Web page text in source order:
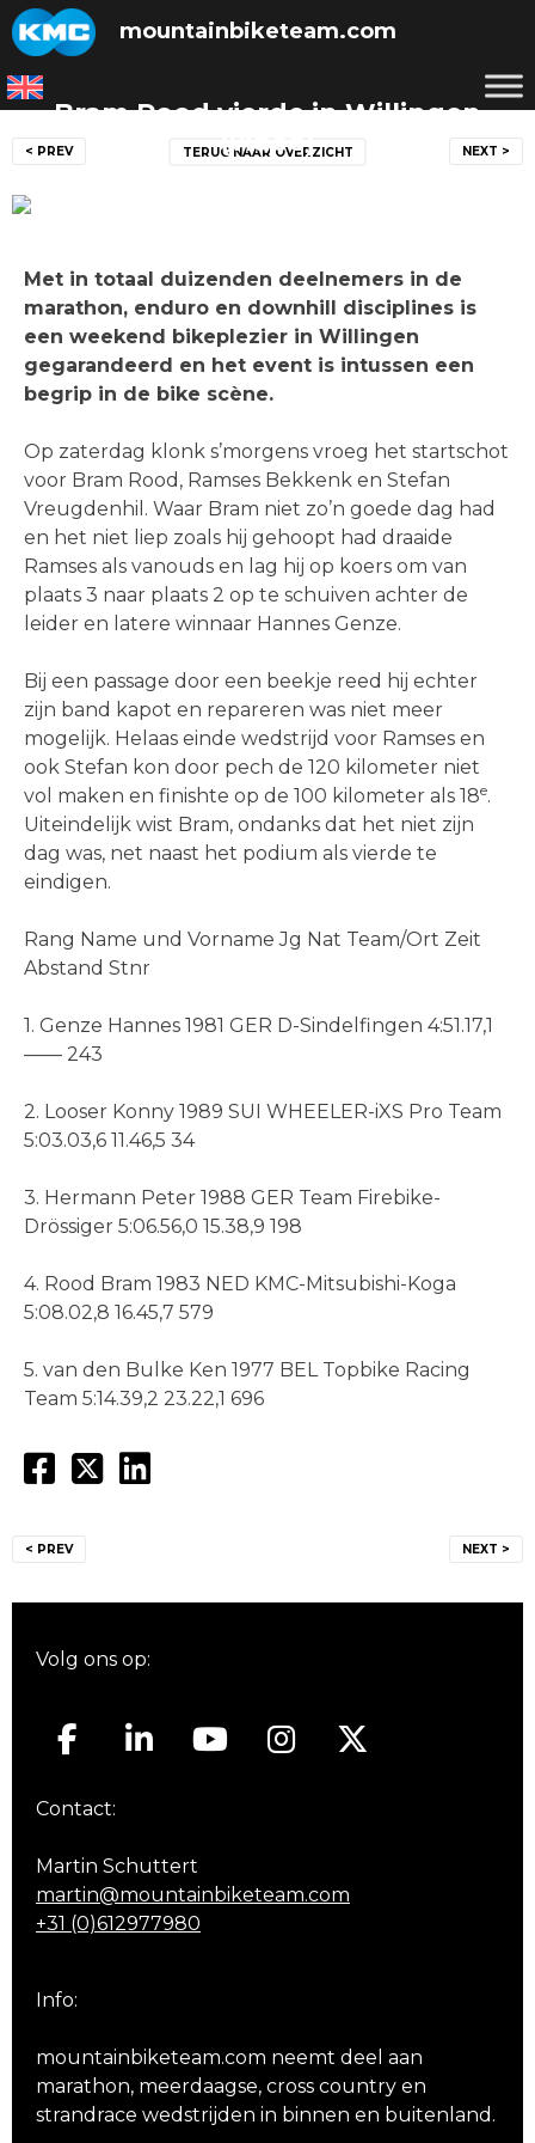
Skip
to
content
mountainbiketeam.com
navigatie
< PREV NEXT >
TERUG NAAR OVERZICHT
Bram Rood vierde in Willingen
(video)
Met in totaal duizenden deelnemers in de
marathon, enduro en downhill disciplines is
een weekend bikeplezier in Willingen
gegarandeerd en het event is intussen een
begrip in de bike scène.
Op zaterdag klonk s’morgens vroeg het startschot
voor Bram Rood, Ramses Bekkenk en Stefan
Vreugdenhil. Waar Bram niet zo’n goede dag had
en het niet liep zoals hij gehoopt had draaide
Ramses als vanouds en lag hij op koers om van
plaats 3 naar plaats 2 op te schuiven achter de
leider en latere winnaar Hannes Genze.
Bij een passage door een beekje reed hij echter
zijn band kapot en repareren was niet meer
mogelijk. Helaas einde wedstrijd voor Ramses en
ook Stefan kon door pech de 120 kilometer niet
vol maken en finishte op de 100 kilometer als 18e.
Uiteindelijk wist Bram, ondanks dat het niet zijn
dag was, net naast het podium als vierde te
eindigen.
Rang Name und Vorname Jg Nat Team/Ort Zeit
Abstand Stnr
1. Genze Hannes 1981 GER D-Sindelfingen 4:51.17,1
—— 243
2. Looser Konny 1989 SUI WHEELER-iXS Pro Team
5:03.03,6 11.46,5 34
3. Hermann Peter 1988 GER Team Firebike-
Drössiger 5:06.56,0 15.38,9 198
4. Rood Bram 1983 NED KMC-Mitsubishi-Koga
5:08.02,8 16.45,7 579
5. van den Bulke Ken 1977 BEL Topbike Racing
Team 5:14.39,2 23.22,1 696
navigatie
< PREV NEXT >
Volg ons op:
Contact:
Martin Schuttert
martin@mountainbiketeam.com
+31 (0)612977980
Info:
mountainbiketeam.com neemt deel aan
marathon, meerdaagse, cross country en
strandrace wedstrijden in binnen en buitenland.